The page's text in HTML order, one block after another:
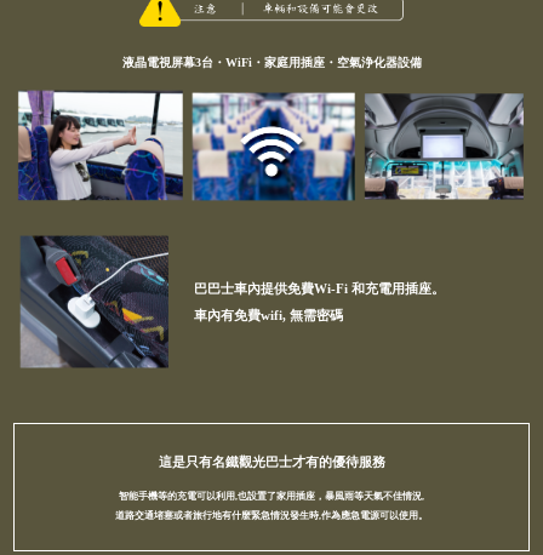
液晶電視屏幕3台・WiFi・家庭用插座・空氣浄化器設備
巴巴士車內提供免費Wi-Fi 和充電用插座。
車內有免費wifi, 無需密碼
這是只有名鐵觀光巴士才有的優待服務
智能手機等的充電可以利用,也設置了家用插座，暴風雨等天氣不佳情況,
道路交通堵塞或者旅行地有什麼緊急情況發生時,作為應急電源可以使用。